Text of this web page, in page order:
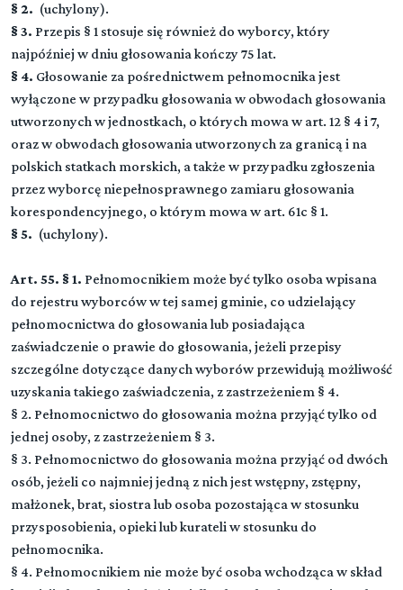
§ 2. (uchylony).
§ 3. Przepis § 1 stosuje się również do wyborcy, który
najpóźniej w dniu głosowania kończy 75 lat.
§ 4. Głosowanie za pośrednictwem pełnomocnika jest
wyłączone w przypadku głosowania w obwodach głosowania
utworzonych w jednostkach, o których mowa w art. 12 § 4 i 7,
oraz w obwodach głosowania utworzonych za granicą i na
polskich statkach morskich, a także w przypadku zgłoszenia
przez wyborcę niepełnosprawnego zamiaru głosowania
korespondencyjnego, o którym mowa w art. 61c § 1.
§ 5. (uchylony).
Art. 55. § 1. Pełnomocnikiem może być tylko osoba wpisana
do rejestru wyborców w tej samej gminie, co udzielający
pełnomocnictwa do głosowania lub posiadająca
zaświadczenie o prawie do głosowania, jeżeli przepisy
szczególne dotyczące danych wyborów przewidują możliwość
uzyskania takiego zaświadczenia, z zastrzeżeniem § 4.
§ 2. Pełnomocnictwo do głosowania można przyjąć tylko od
jednej osoby, z zastrzeżeniem § 3.
§ 3. Pełnomocnictwo do głosowania można przyjąć od dwóch
osób, jeżeli co najmniej jedną z nich jest wstępny, zstępny,
małżonek, brat, siostra lub osoba pozostająca w stosunku
przysposobienia, opieki lub kurateli w stosunku do
pełnomocnika.
§ 4. Pełnomocnikiem nie może być osoba wchodząca w skład